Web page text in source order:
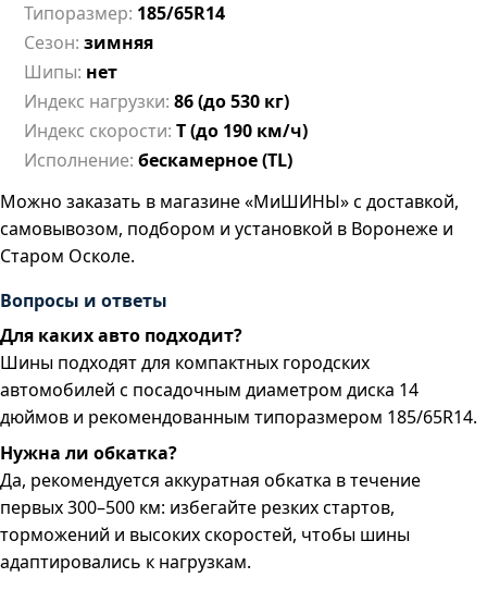
Типоразмер: 185/65R14
Сезон: зимняя
Шипы: нет
Индекс нагрузки: 86 (до 530 кг)
Индекс скорости: T (до 190 км/ч)
Исполнение: бескамерное (TL)
Можно заказать в магазине «МиШИНЫ» с доставкой,
самовывозом, подбором и установкой в Воронеже и
Старом Осколе.
Вопросы и ответы
Для каких авто подходит?
Шины подходят для компактных городских
автомобилей с посадочным диаметром диска 14
дюймов и рекомендованным типоразмером 185/65R14.
Нужна ли обкатка?
Да, рекомендуется аккуратная обкатка в течение
первых 300–500 км: избегайте резких стартов,
торможений и высоких скоростей, чтобы шины
адаптировались к нагрузкам.